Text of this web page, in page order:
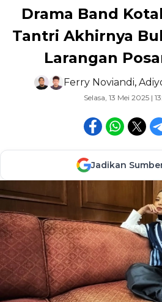
Drama Band
Tantri Akhirnya
Larangan
Ferry Noviandi,
Selasa, 13 Mei 2025 |
Jadikan